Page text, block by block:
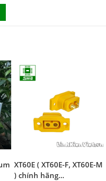
XT60E ( XT60E-F, XT60E-M
) chính hãng...